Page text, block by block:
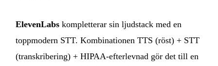
ElevenLabs kompletterar sin ljudstack med en
toppmodern STT. Kombinationen TTS (röst) + STT
(transkribering) + HIPAA-efterlevnad gör det till en